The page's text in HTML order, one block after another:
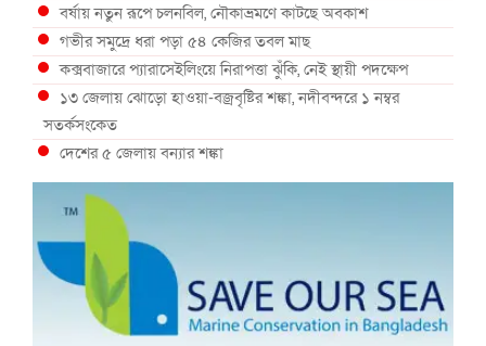
বর্ষায় নতুন রূপে চলনবিল, নৌকাভ্রমণে কাটছে অবকাশ
গভীর সমুদ্রে ধরা পড়া ৫৪ কেজির তবল মাছ
কক্সবাজারে প্যারাসেইলিংয়ে নিরাপত্তা ঝুঁকি, নেই স্থায়ী পদক্ষেপ
১৩ জেলায় ঝোড়ো হাওয়া-বজ্রবৃষ্টির শঙ্কা, নদীবন্দরে ১ নম্বর
সতর্কসংকেত
দেশের ৫ জেলায় বন্যার শঙ্কা
দেশের বিভিন্ন অঞ্চলে বজ্রবৃষ্টির আভাস, ঢাকার আকাশও মেঘলা
আগস্টে টানা বৃষ্টি ও বন্যার আভাস, সাগরে একাধিক লঘুচাপের শঙ্কা
স্বস্তি ও শঙ্কার পূর্বাভাস দিল আবহাওয়া